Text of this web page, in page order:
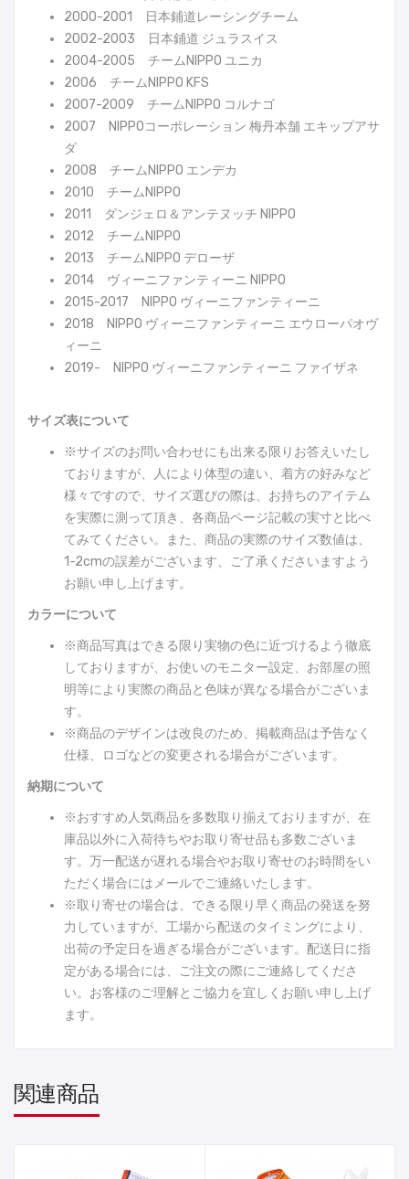
2000-2001 日本鋪道レーシングチーム
2002-2003 日本鋪道 ジュラスイス
2004-2005 チームNIPPO ユニカ
2006 チームNIPPO KFS
2007-2009 チームNIPPO コルナゴ
2007 NIPPOコーポレーション 梅丹本舗 エキップアサ
ダ
2008 チームNIPPO エンデカ
2010 チームNIPPO
2011 ダンジェロ＆アンテヌッチ NIPPO
2012 チームNIPPO
2013 チームNIPPO デローザ
2014 ヴィーニファンティーニ NIPPO
2015-2017 NIPPO ヴィーニファンティーニ
2018 NIPPO ヴィーニファンティーニ エウローパオヴ
ィーニ
2019- NIPPO ヴィーニファンティーニ ファイザネ
サイズ表について
※サイズのお問い合わせにも出来る限りお答えいたし
ておりますが、人により体型の違い、着方の好みなど
様々ですので、サイズ選びの際は、お持ちのアイテム
を実際に測って頂き、各商品ページ記載の実寸と比べ
てみてください。また、商品の実際のサイズ数値は、
1-2cmの誤差がございます、ご了承くださいますよう
お願い申し上げます。
カラーについて
※商品写真はできる限り実物の色に近づけるよう徹底
しておりますが、お使いのモニター設定、お部屋の照
明等により実際の商品と色味が異なる場合がございま
す。
※商品のデザインは改良のため、掲載商品は予告なく
仕様、ロゴなどの変更される場合がございます。
納期について
※おすすめ人気商品を多数取り揃えておりますが、在
庫品以外に入荷待ちやお取り寄せ品も多数ございま
す。万一配送が遅れる場合やお取り寄せのお時間をい
ただく場合にはメールでご連絡いたします。
※取り寄せの場合は、できる限り早く商品の発送を努
力していますが、工場から配送のタイミングにより、
出荷の予定日を過ぎる場合がございます。配送日に指
定がある場合には、ご注文の際にご連絡してくださ
い。お客様のご理解とご協力を宜しくお願い申し上げ
ます。
関連商品